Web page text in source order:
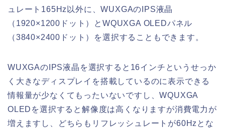
ュレート165Hz以外に、WUXGAのIPS液晶
（1920×1200ドット）とWQUXGA OLEDパネル
（3840×2400ドット）を選択することもできます。
WUXGAのIPS液晶を選択すると16インチというせっか
く大きなディスプレイを搭載しているのに表示できる
情報量が少なくてもったいないですし、WQUXGA
OLEDを選択すると解像度は高くなりますが消費電力が
増えますし、どちらもリフレッシュレートが60Hzとな